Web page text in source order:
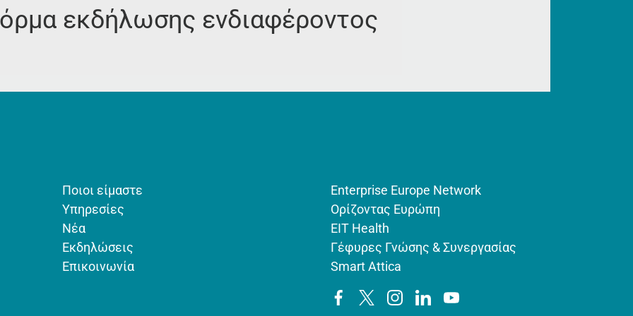
εκδήλωσης ενδιαφέροντος
Ποιοι είμαστε
Υπηρεσίες
Νέα
Εκδηλώσεις
Επικοινωνία
Enterprise Europe Network
Ορίζοντας Ευρώπη
EIT Health
Γέφυρες Γνώσης & Συνεργασίας
Smart Attica